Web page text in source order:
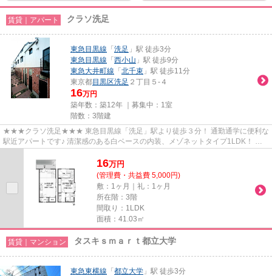
賃貸｜アパート クラソ洗足
東急目黒線 「 洗足 」駅 徒歩3分
東急目黒線 「 西小山 」駅 徒歩9分
東急大井町線 「 北千束 」駅 徒歩11分
東京都目黒区洗足 ２丁目５-４
16万円
築年数：築12年 ｜募集中： 1室
階数：3階建
★★★クラソ洗足★★★ 東急目黒線「洗足」駅より徒歩３分！ 通勤通学に便利な
駅近アパートです♪ 清潔感のある白ベースの内装、メゾネットタイプ1LDK！ お
16万円
(管理費・共益費 5,000円)
敷：1ヶ月｜礼：1ヶ月
所在階：3階
間取り：1LDK
面積：41.03㎡
賃貸｜マンション タスキｓｍａｒｔ都立大学
東急東横線 「 都立大学 」駅 徒歩3分